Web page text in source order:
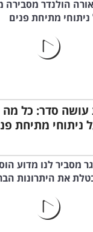
עושה סדר: כל
ניתוחי מתיחת